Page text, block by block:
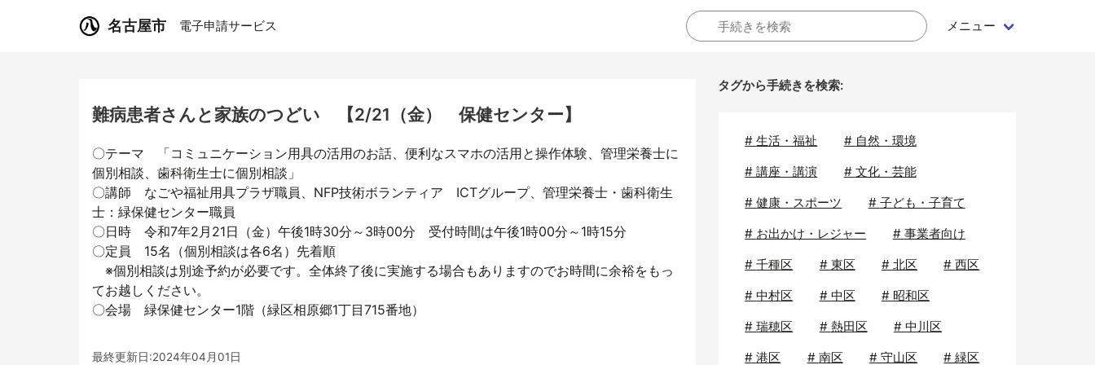
名古屋市 電子申請サービス メニュー
難病患者さんと家族のつどい 【2/21（金） 保健センター】
〇テーマ 「コミュニケーション用具の活用のお話、便利なスマホの活用と操作体験、管理栄養士に
個別相談、歯科衛生士に個別相談」
〇講師 なごや福祉用具プラザ職員、NFP技術ボランティア ICTグループ、管理栄養士・歯科衛生
士：緑保健センター職員
〇日時 令和7年2月21日（金）午後1時30分～3時00分 受付時間は午後1時00分～1時15分
〇定員 15名（個別相談は各6名）先着順
※個別相談は別途予約が必要です。全体終了後に実施する場合もありますのでお時間に余裕をもっ
てお越しください。
〇会場 緑保健センター1階（緑区相原郷1丁目715番地）
最終更新日:2024年04月01日
タグから手続きを検索:
#生活・福祉 # 自然・環境
#講座・講演 # 文化・芸能
#健康・スポーツ # 子ども・子育て
# お出かけ・レジャー # 事業者向け
#千種区 # 東区 # 北区 #西区
#中村区 # 中区 # 昭和区
#瑞穂区 # 熱田区 # 中川区
#港区 # 南区 # 守山区 #緑区